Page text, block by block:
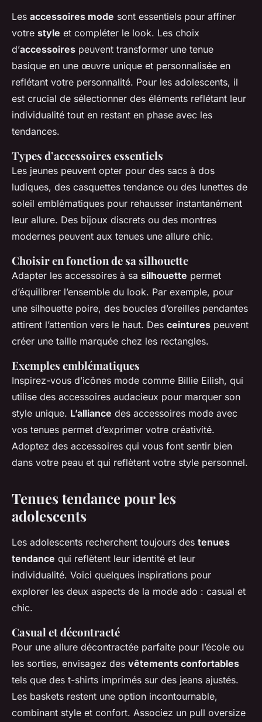
Les accessoires mode sont essentiels pour affiner
votre style et compléter le look. Les choix
d’accessoires peuvent transformer une tenue
basique en une œuvre unique et personnalisée en
reflétant votre personnalité. Pour les adolescents, il
est crucial de sélectionner des éléments reflétant leur
individualité tout en restant en phase avec les
tendances.
Types d’accessoires essentiels
Les jeunes peuvent opter pour des sacs à dos
ludiques, des casquettes tendance ou des lunettes de
soleil emblématiques pour rehausser instantanément
leur allure. Des bijoux discrets ou des montres
modernes peuvent aux tenues une allure chic.
Choisir en fonction de sa silhouette
Adapter les accessoires à sa silhouette permet
d’équilibrer l’ensemble du look. Par exemple, pour
une silhouette poire, des boucles d’oreilles pendantes
attirent l’attention vers le haut. Des ceintures peuvent
créer une taille marquée chez les rectangles.
Exemples emblématiques
Inspirez-vous d’icônes mode comme Billie Eilish, qui
utilise des accessoires audacieux pour marquer son
style unique. L’alliance des accessoires mode avec
vos tenues permet d’exprimer votre créativité.
Adoptez des accessoires qui vous font sentir bien
dans votre peau et qui reflètent votre style personnel.
Tenues tendance pour les
adolescents
Les adolescents recherchent toujours des tenues
tendance qui reflètent leur identité et leur
individualité. Voici quelques inspirations pour
explorer les deux aspects de la mode ado : casual et
chic.
Casual et décontracté
Pour une allure décontractée parfaite pour l’école ou
les sorties, envisagez des vêtements confortables
tels que des t-shirts imprimés sur des jeans ajustés.
Les baskets restent une option incontournable,
combinant style et confort. Associez un pull oversize